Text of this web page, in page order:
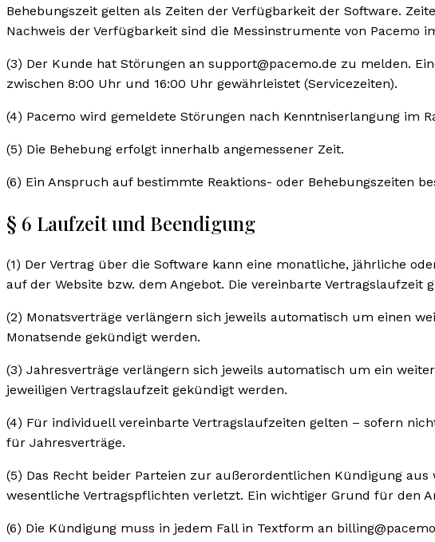
Behebungszeit gelten als Zeiten der Verfügbarkeit der Software.
Nachweis der Verfügbarkeit sind die Messinstrumente von Pacemo
(3) Der Kunde hat Störungen an support@pacemo.de zu melden.
zwischen 8:00 Uhr und 16:00 Uhr gewährleistet (Servicezeiten).
(4) Pacemo wird gemeldete Störungen nach Kenntniserlangung im
(5) Die Behebung erfolgt innerhalb angemessener Zeit.
(6) Ein Anspruch auf bestimmte Reaktions- oder Behebungszeiten
§ 6 Laufzeit und Beendigung
(1) Der Vertrag über die Software kann eine monatliche, jährliche
auf der Website bzw. dem Angebot. Die vereinbarte Vertragslaufzeit
(2) Monatsverträge verlängern sich jeweils automatisch um einen
Monatsende gekündigt werden.
(3) Jahresverträge verlängern sich jeweils automatisch um ein
jeweiligen Vertragslaufzeit gekündigt werden.
(4) Für individuell vereinbarte Vertragslaufzeiten gelten – sofern
für Jahresverträge.
(5) Das Recht beider Parteien zur außerordentlichen Kündigung
wesentliche Vertragspflichten verletzt. Ein wichtiger Grund für den
(6) Die Kündigung muss in jedem Fall in Textform an